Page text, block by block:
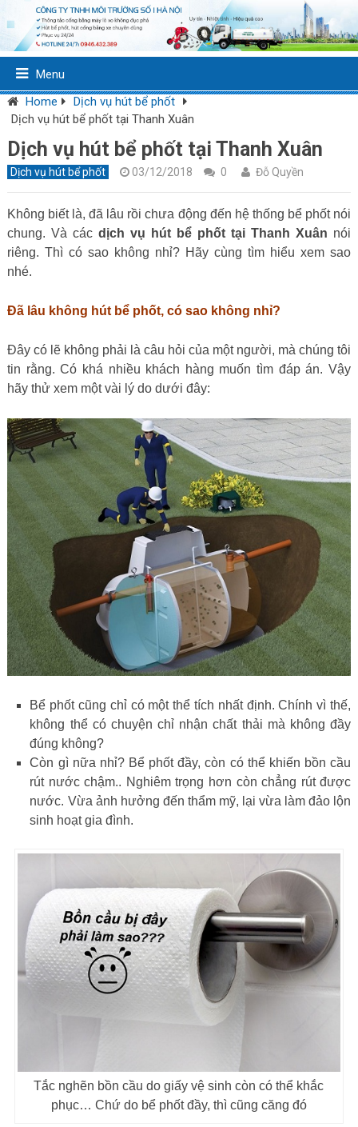
Menu
Home
Dịch vụ hút bể phốt
Dịch vụ hút bể phốt tại Thanh Xuân
Dịch vụ hút bể phốt tại Thanh Xuân
Dịch vụ hút bể phốt 03/12/2018 0 Đỗ Quyền
Không biết là, đã lâu rồi chưa động đến hệ thống bể phốt nói
chung. Và các dịch vụ hút bể phốt tại Thanh Xuân nói
riêng. Thì có sao không nhỉ? Hãy cùng tìm hiểu xem sao
nhé.
Đã lâu không hút bể phốt, có sao không nhỉ?
Đây có lẽ không phải là câu hỏi của một người, mà chúng tôi
tin rằng. Có khá nhiều khách hàng muốn tìm đáp án. Vậy
hãy thử xem một vài lý do dưới đây:
Bể phốt cũng chỉ có một thể tích nhất định. Chính vì thế,
không thể có chuyện chỉ nhận chất thải mà không đầy
đúng không?
Còn gì nữa nhỉ? Bể phốt đầy, còn có thể khiến bồn cầu
rút nước chậm.. Nghiêm trọng hơn còn chẳng rút được
nước. Vừa ảnh hưởng đến thẩm mỹ, lại vừa làm đảo lộn
sinh hoạt gia đình.
Tắc nghẽn bồn cầu do giấy vệ sinh còn có thể khắc
phục… Chứ do bể phốt đầy, thì cũng căng đó